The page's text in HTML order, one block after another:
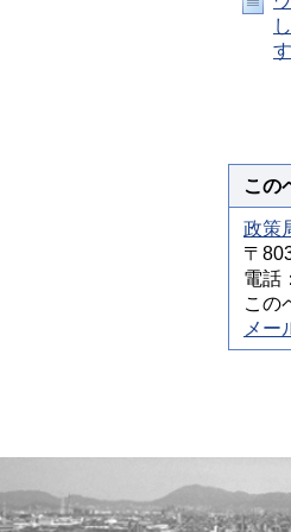
この
政策
〒
電話
この
メー